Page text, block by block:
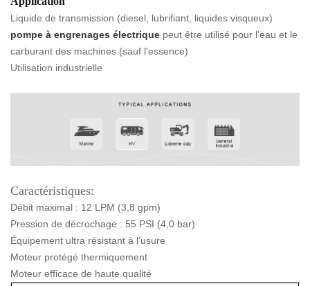
Liquide de transmission (diesel, lubrifiant, liquides visqueux)
pompe à engrenages électrique peut être utilisé pour l'eau et le
carburant des machines (sauf l'essence)
Utilisation industrielle
Caractéristiques:
Débit maximal : 12 LPM (3,8 gpm)
Pression de décrochage : 55 PSI (4,0 bar)
Équipement ultra résistant à l'usure
Moteur protégé thermiquement
Moteur efficace de haute qualité